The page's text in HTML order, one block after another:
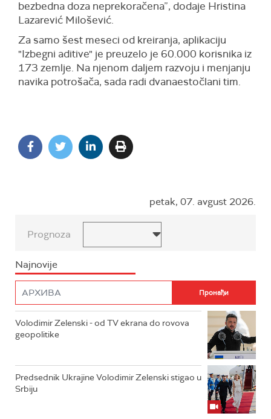
bezbedna doza neprekoračena”, dodaje Hristina
Lazarević Milošević.
Za samo šest meseci od kreiranja, aplikaciju
"Izbegni aditive" je preuzelo je 60.000 korisnika iz
173 zemlje. Na njenom daljem razvoju i menjanju
navika potrošača, sada radi dvanaestočlani tim.
petak, 07. avgust 2026.
Prognoza
Najnovije
Volodimir Zelenski - od TV ekrana do rovova
geopolitike
Predsednik Ukrajine Volodimir Zelenski stigao u
Srbiju